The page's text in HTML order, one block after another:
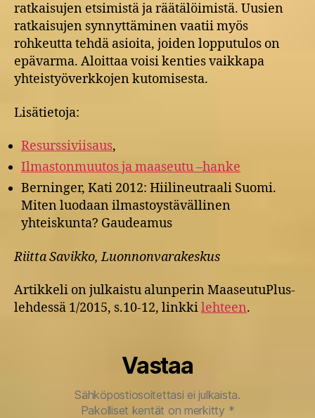
ratkaisujen etsimistä ja räätälöimistä. Uusien
ratkaisujen synnyttäminen vaatii myös
rohkeutta tehdä asioita, joiden lopputulos on
epävarma. Aloittaa voisi kenties vaikkapa
yhteistyöverkkojen kutomisesta.
Lisätietoja:
Resurssiviisaus,
Ilmastonmuutos ja maaseutu –hanke
Berninger, Kati 2012: Hiilineutraali Suomi.
Miten luodaan ilmastoystävällinen
yhteiskunta? Gaudeamus
Riitta Savikko, Luonnonvarakeskus
Artikkeli on julkaistu alunperin MaaseutuPlus-
lehdessä 1/2015, s.10-12, linkkilehteen.
Vastaa
Sähköpostiosoitettasi ei julkaista.
Pakolliset kentät on merkitty *